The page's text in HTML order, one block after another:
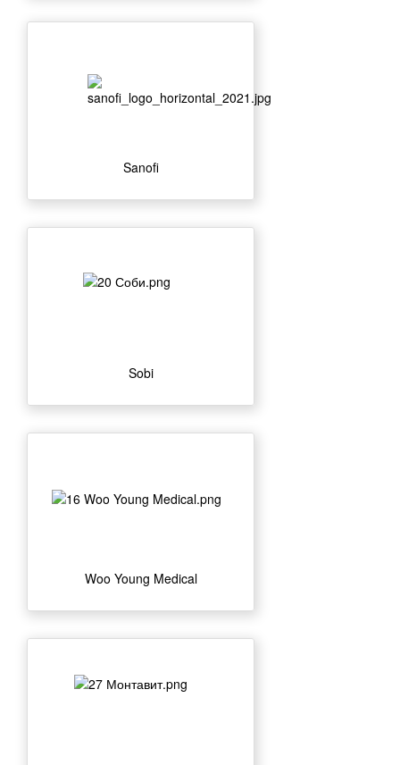
Sanofi
Sobi
Woo Young Medical